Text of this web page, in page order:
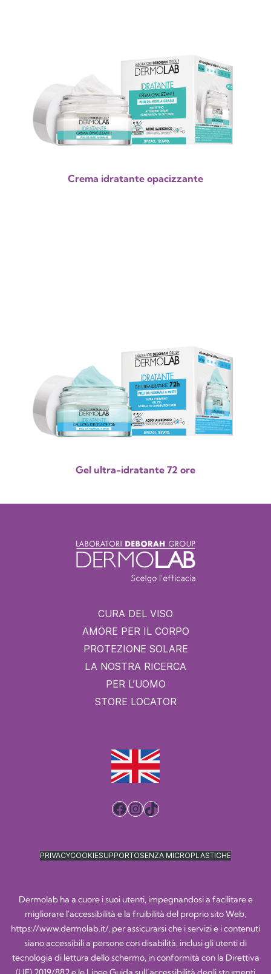
Crema idratante opacizzante
Gel ultra-idratante 72 ore
CURA DEL VISO
AMORE PER IL CORPO
PROTEZIONE SOLARE
LA NOSTRA RICERCA
PER L’UOMO
STORE LOCATOR
Facebook
Instagram
TikTok
PRIVACYCOOKIESUPPORTOSENZA MICROPLASTICHE
Dermolab ha a cuore i suoi utenti, impegnandosi a facilitare e
migliorare l'accessibilità e la fruibilità del proprio sito Web,
https://www.dermolab.it/, per assicurarsi che i servizi e i contenuti
siano accessibili a persone con disabilità, inclusi gli utenti di
tecnologia di lettura dello schermo, in conformità con la Direttiva